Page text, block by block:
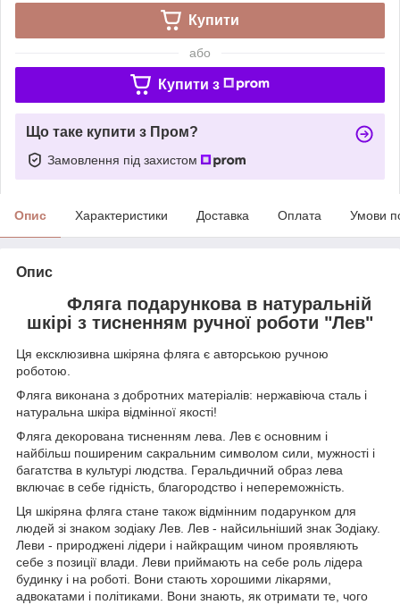
Купити
або
Купити з
Що таке купити з Пром?
Замовлення під захистом
Опис Характеристики Доставка Оплата Умови
Опис
Фляга подарункова в натуральній
шкірі з тисненням ручної роботи "Лев"
Ця ексклюзивна шкіряна фляга є авторською ручною
роботою.
Фляга виконана з добротних матеріалів: нержавіюча сталь і
натуральна шкіра відмінної якості!
Фляга декорована тисненням лева. Лев є основним і
найбільш поширеним сакральним символом сили, мужності і
багатства в культурі людства. Геральдичний образ лева
включає в себе гідність, благородство і непереможність.
Ця шкіряна фляга стане також відмінним подарунком для
людей зі знаком зодіаку Лев. Лев - найсильніший знак Зодіаку.
Леви - природжені лідери і найкращим чином проявляють
себе з позиції влади. Леви приймають на себе роль лідера
будинку і на роботі. Вони стають хорошими лікарями,
адвокатами і політиками. Вони знають, як отримати те, чого